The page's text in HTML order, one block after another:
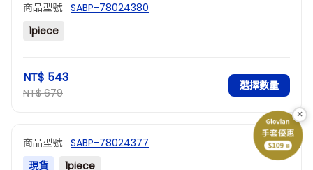
商品型號 SABP-78024380
1piece
NT$ 543
NT$ 679
選擇數量
商品型號 SABP-78024377
現貨
1piece
×